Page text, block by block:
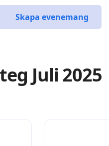
Skapa evenemang
Juli 2025